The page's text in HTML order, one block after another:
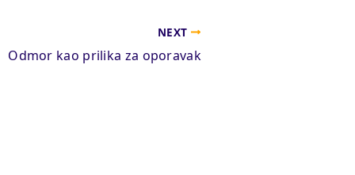
NEXT
Odmor kao prilika za oporavak